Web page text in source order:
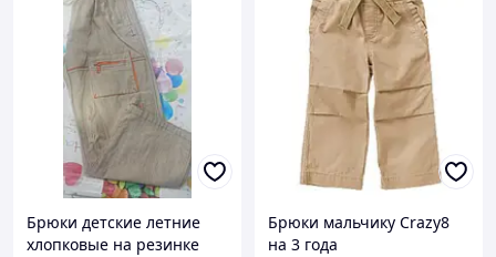
Брюки детские летние
хлопковые на резинке
Брюки мальчику Crazy8
на 3 года